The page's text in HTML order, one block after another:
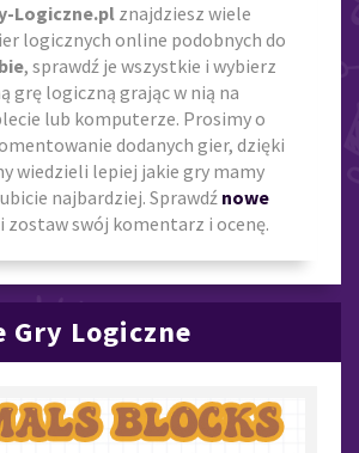
Logiczne.plznajdziesz wiele
logicznych online podobnych do
, sprawdź je wszystkie i wybierz
grę logiczną grając w nią na
lub komputerze. Prosimy o
dodanych gier, dzięki
wiedzieli lepiej jakie gry mamy
najbardziej. Sprawdź nowe
i zostaw swój komentarz i ocenę.
Gry Logiczne